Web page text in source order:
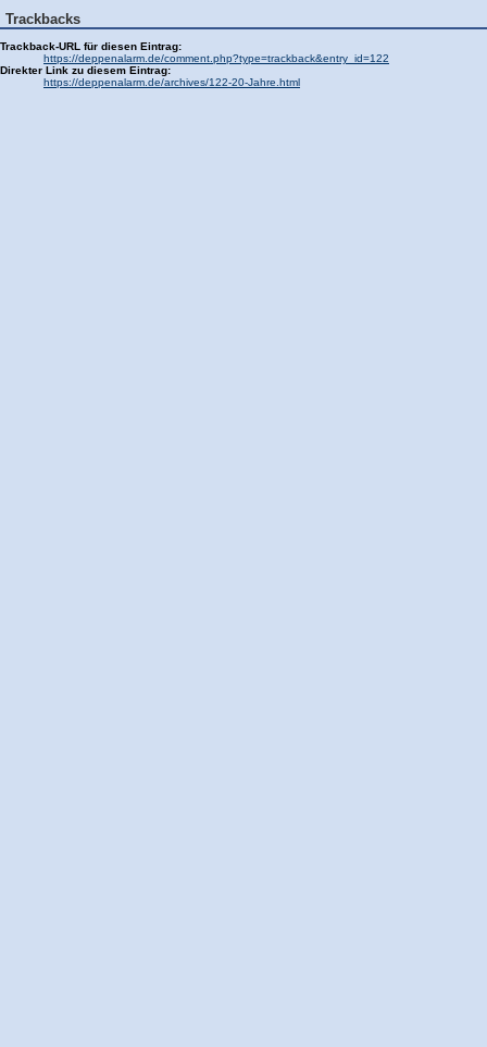
Trackbacks
Trackback-URL für diesen Eintrag:
https://deppenalarm.de/comment.php?type=trackback&entry_id=122
Direkter Link zu diesem Eintrag:
https://deppenalarm.de/archives/122-20-Jahre.html